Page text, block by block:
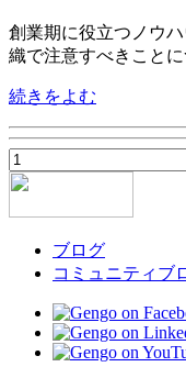
創業期に役立つノウ
織で注意すべきこと
続きをよむ
ブログ
コミュニティブ